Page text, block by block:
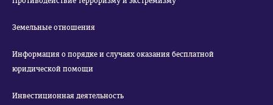
Земельные отношения
Информация о порядке и случаях оказания бесплатной
юридической помощи
Инвестиционная деятельность